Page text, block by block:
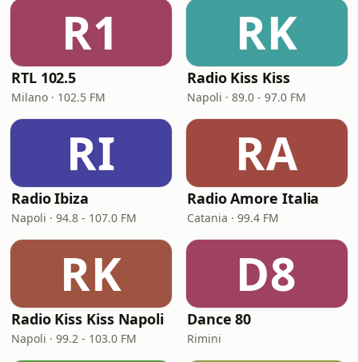
R1
RTL 102.5
Milano · 102.5 FM
RK
Radio Kiss Kiss
Napoli · 89.0 - 97.0 FM
RI
Radio Ibiza
Napoli · 94.8 - 107.0 FM
RA
Radio Amore Italia
Catania · 99.4 FM
RK
Radio Kiss Kiss Napoli
Napoli · 99.2 - 103.0 FM
D8
Dance 80
Rimini